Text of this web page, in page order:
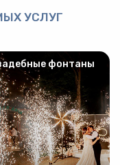
УСЛУГ
фонтаны